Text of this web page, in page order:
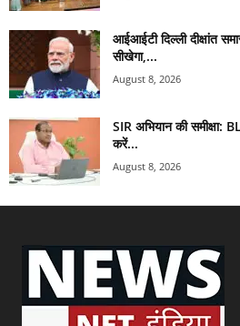
आईआईटी दिल्ली दीक्षांत
सीखेगा,...
August 8, 2026
SIR अभियान की समीक्षा:
करें...
August 8, 2026